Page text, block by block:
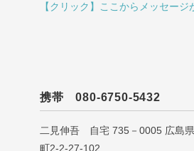
【クリック】ここからメッセージ
携帯 080-6750-5432
二見伸吾 自宅 735－0005 広島
町2-2-27-102